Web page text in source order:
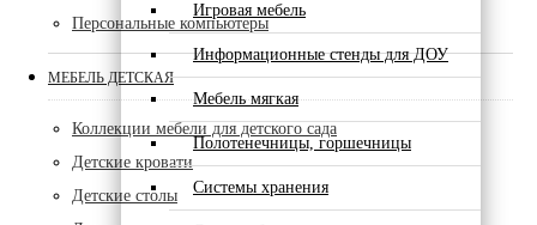
Игровая мебель
Информационные стенды для ДОУ
Мебель мягкая
Полотенечницы, горшечницы
Системы хранения
Персональные компьютеры
МЕБЕЛЬ ДЕТСКАЯ
Коллекции мебели для детского сада
Детские кровати
Детские столы